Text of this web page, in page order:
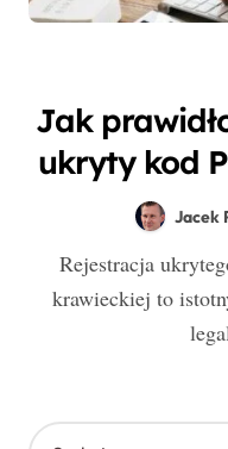
Jak
ukryty kod
krawieckich
Jacek
Rejestracja ukrytego kodu PKD dla działalności
krawieckiej to
S